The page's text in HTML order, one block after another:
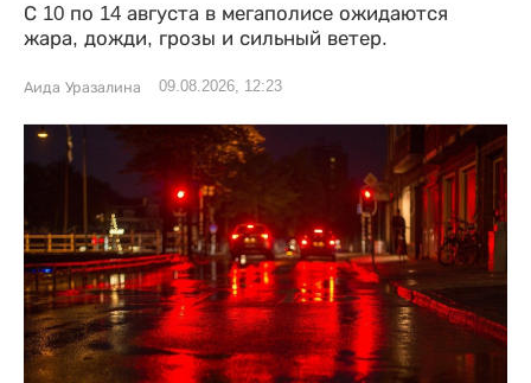
С 10 по 14 августа в мегаполисе ожидаются
жара, дожди, грозы и сильный ветер.
Аида Уразалина 09.08.2026, 12:23